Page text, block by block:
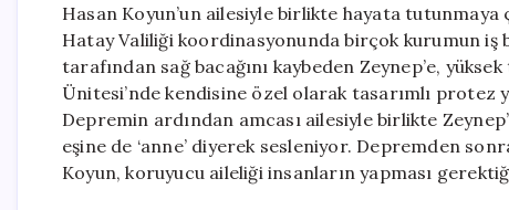
Hasan Koyun’un ailesiyle birlikte hayata
Hatay Valiliği koordinasyonunda birçok kurumun
tarafından sağ bacağını kaybeden Zeynep’e,
Ünitesi’nde kendisine özel olarak tasarımlı protez
Depremin ardından amcası ailesiyle birlikte
eşine de ‘anne’ diyerek sesleniyor. Depremden
Koyun, koruyucu aileliği insanların yapması